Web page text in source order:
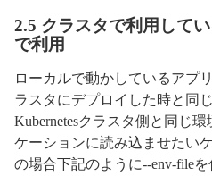
2.5 クラスタで利用して
で利用
ローカルで動かしているアプ
ラスタにデプロイした時と同
Kubernetesクラスタ側と同じ
ケーションに読み込ませたい
の場合下記のように--env-file